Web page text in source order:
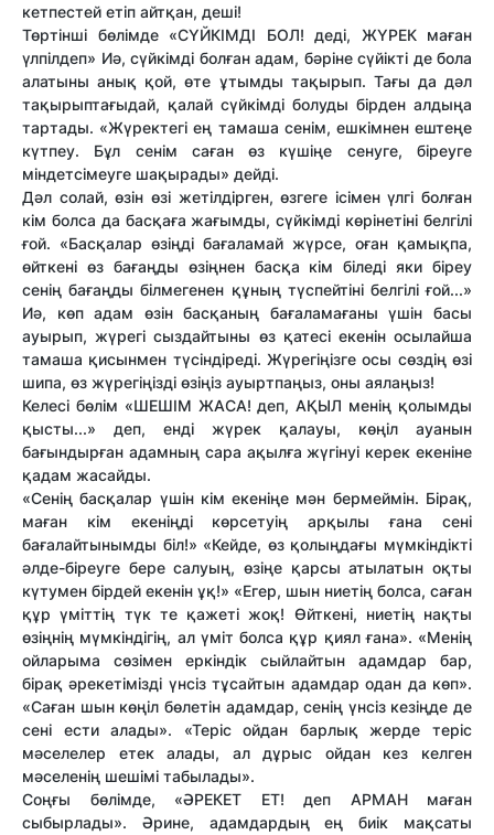
кетпестей етіп айтқан, деші!
Төртінші бөлімде «СҮЙКІМДІ БОЛ! деді, ЖҮРЕК маған
үлпілдеп» Иә, сүйкімді болған адам, бәріне сүйікті де бола
алатыны анық қой, өте ұтымды тақырып. Тағы да дәл
тақырыптағыдай, қалай сүйкімді болуды бірден алдыңа
тартады. «Жүректегі ең тамаша сенім, ешкімнен ештеңе
күтпеу. Бұл сенім саған өз күшіңе сенуге, біреуге
міндетсімеуге шақырады» дейді.
Дәл солай, өзін өзі жетілдірген, өзгеге ісімен үлгі болған
кім болса да басқаға жағымды, сүйкімді көрінетіні белгілі
ғой. «Басқалар өзіңді бағаламай жүрсе, оған қамықпа,
өйткені өз бағаңды өзіңнен басқа кім біледі яки біреу
сенің бағаңды білмегенен құның түспейтіні белгілі ғой...»
Иә, көп адам өзін басқаның бағаламағаны үшін басы
ауырып, жүрегі сыздайтыны өз қатесі екенін осылайша
тамаша қисынмен түсіндіреді. Жүрегіңізге осы сөздің өзі
шипа, өз жүрегіңізді өзіңіз ауыртпаңыз, оны аялаңыз!
Келесі бөлім «ШЕШІМ ЖАСА! деп, АҚЫЛ менің қолымды
қысты...» деп, енді жүрек қалауы, көңіл ауанын
бағындырған адамның сара ақылға жүгінуі керек екеніне
қадам жасайды.
«Сенің басқалар үшін кім екеніңе мән бермеймін. Бірақ,
маған кім екеніңді көрсетуің арқылы ғана сені
бағалайтынымды біл!» «Кейде, өз қолыңдағы мүмкіндікті
әлде-біреуге бере салуың, өзіңе қарсы атылатын оқты
күтумен бірдей екенін ұқ!» «Егер, шын ниетің болса, саған
құр үміттің түк те қажеті жоқ! Өйткені, ниетің нақты
өзіңнің мүмкіндігің, ал үміт болса құр қиял ғана». «Менің
ойларыма сөзімен еркіндік сыйлайтын адамдар бар,
бірақ әрекетімізді үнсіз тұсайтын адамдар одан да көп».
«Саған шын көңіл бөлетін адамдар, сенің үнсіз кезіңде де
сені ести алады». «Теріс ойдан барлық жерде теріс
мәселелер етек алады, ал дұрыс ойдан кез келген
мәселенің шешімі табылады».
Соңғы бөлімде, «ӘРЕКЕТ ЕТ! деп АРМАН маған
сыбырлады». Әрине, адамдардың ең биік мақсаты